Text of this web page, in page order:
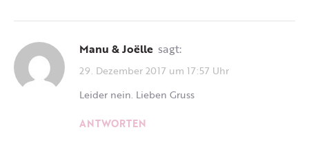
Manu & Joëlle sagt:
29. Dezember 2017 um 17:57 Uhr
Leider nein. Lieben Gruss
ANTWORTEN